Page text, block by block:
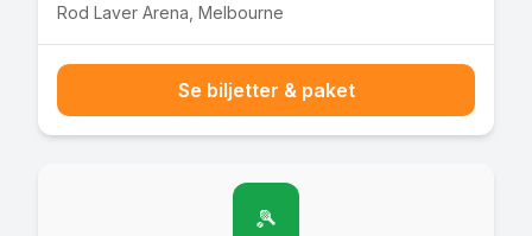
Rod Laver Arena Melbourne
Se biljetter & paket
🎾